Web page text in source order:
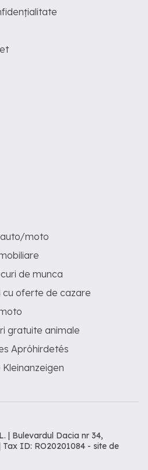
auto/moto
de munca
cu oferte de cazare
gratuite animale
Apróhirdetés
| Bulevardul Dacia nr 34,
ID: RO20201084 - site de